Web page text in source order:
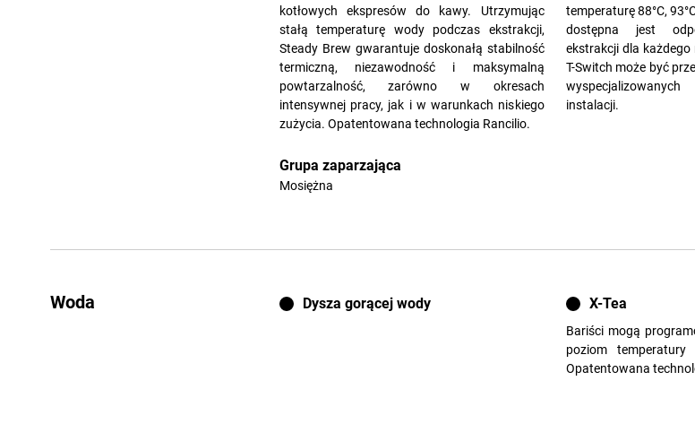
kotłowych ekspresów do kawy. Utrzymując
stałą temperaturę wody podczas ekstrakcji,
Steady Brew gwarantuje doskonałą stabilność
termiczną, niezawodność i maksymalną
powtarzalność, zarówno w okresach
intensywnej pracy, jak i w warunkach niskiego
zużycia. Opatentowana technologia Rancilio.
temperaturę 88°C,
dostępna jest
ekstrakcji dla
T-Switch może być
instalacji.
Grupa zaparzająca
Mosiężna
Woda Dysza gorącej wody X-Tea
Bariści mogą
poziom
Opatentowana